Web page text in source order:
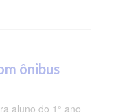
ônibus
aluno do 1° ano